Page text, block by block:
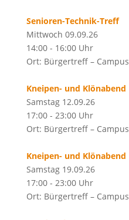
Senioren-Technik-Treff
Mittwoch 09.09.26
14:00 - 16:00 Uhr
Ort: Bürgertreff – Campus
Kneipen- und Klönabend
Samstag 12.09.26
17:00 - 23:00 Uhr
Ort: Bürgertreff – Campus
Kneipen- und Klönabend
Samstag 19.09.26
17:00 - 23:00 Uhr
Ort: Bürgertreff – Campus